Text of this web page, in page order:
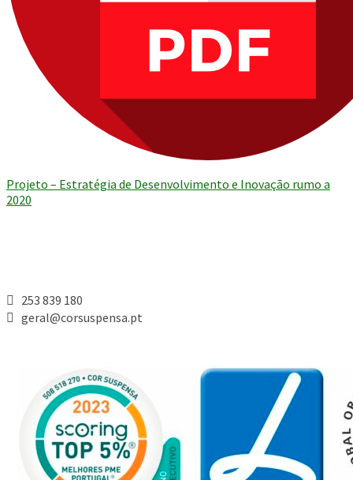
Projeto – Estratégia de Desenvolvimento e Inovação rumo a
2020
 253 839 180

geral@corsuspensa.pt